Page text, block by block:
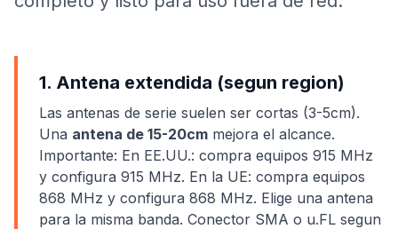
1. Antena extendida (segun region)
Las antenas de serie suelen ser cortas (3-5cm).
Una antena de 15-20cm mejora el alcance.
Importante: En EE.UU.: compra equipos 915 MHz
y configura 915 MHz. En la UE: compra equipos
868 MHz y configura 868 MHz. Elige una antena
para la misma banda. Conector SMA o u.FL segun